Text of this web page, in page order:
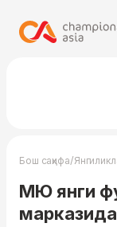
Бош саҳифа/
МЮ янги
марказида